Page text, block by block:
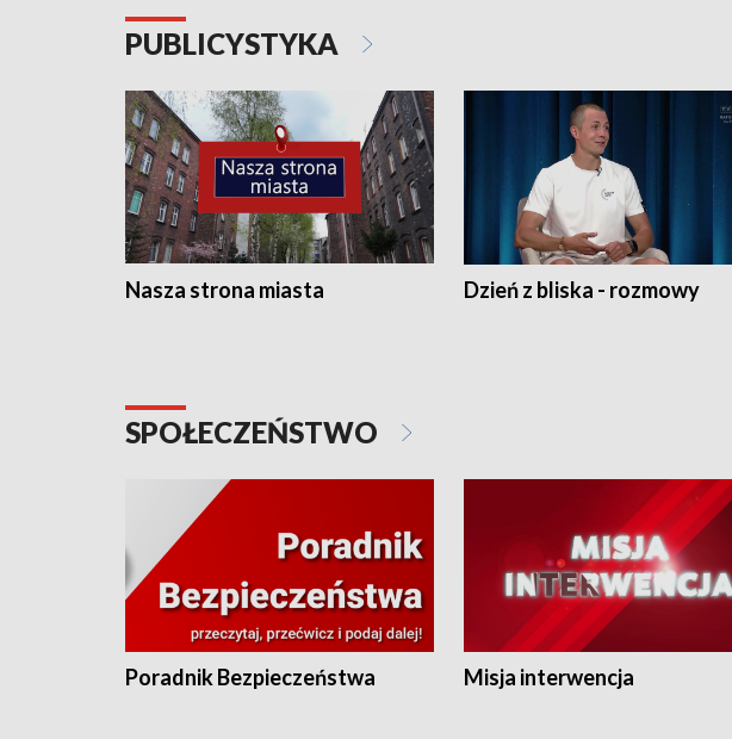
PUBLICYSTYKA
Nasza strona miasta Dzień z bliska - rozmowy
SPOŁECZEŃSTWO
Poradnik Bezpieczeństwa Misja interwencja